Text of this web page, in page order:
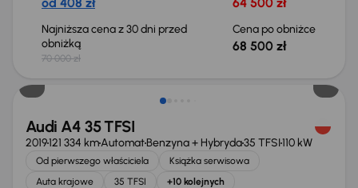
Najniższa cena z 30 dni przed
obniżką
70 000 zł
Cena po obniżce
68 500 zł
Taniej o 1 000 zł
Audi A4 35 TFSI
2019121 334 kmAutomatBenzyna + Hybryda35 TFSI110 kW
Od pierwszego właściciela
Książka serwisowa
Auta krajowe
35 TFSI +10 kolejnych